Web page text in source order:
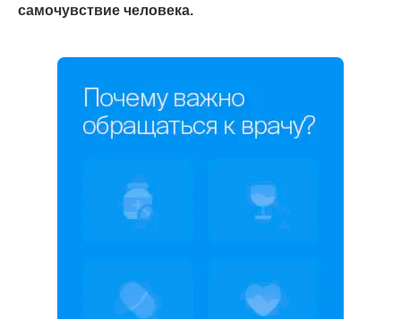
самочувствие человека.